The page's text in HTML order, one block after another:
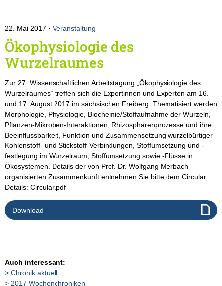
22. Mai 2017 Veranstaltung
Ökophysiologie des
Wurzelraumes
Zur 27. Wissenschaftlichen Arbeitstagung „Ökophysiologie des
Wurzelraumes“ treffen sich die Expertinnen und Experten am 16.
und 17. August 2017 im sächsischen Freiberg. Thematisiert werden
Morphologie, Physiologie, Biochemie/Stoffaufnahme der Wurzeln,
Pflanzen-Mikroben-Interaktionen, Rhizosphärenprozesse und ihre
Beeinflussbarkeit, Funktion und Zusammensetzung wurzelbürtiger
Kohlenstoff- und Stickstoff-Verbindungen, Stoffumsetzung und -
festlegung im Wurzelraum, Stoffumsetzung sowie -Flüsse in
Ökosystemen. Details der von Prof. Dr. Wolfgang Merbach
organisierten Zusammenkunft entnehmen Sie bitte dem Circular.
Details: Circular.pdf
Download
Auch interessant:
Chronik aktuell
2017 Wochenchroniken